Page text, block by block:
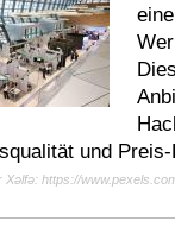
und
Xəlfə: https://